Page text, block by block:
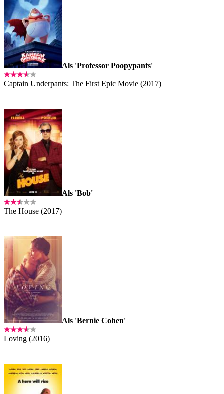
Als 'Professor Poopypants'
Captain Underpants: The First Epic Movie (2017)
Als 'Bob'
The House (2017)
Als 'Bernie Cohen'
Loving (2016)